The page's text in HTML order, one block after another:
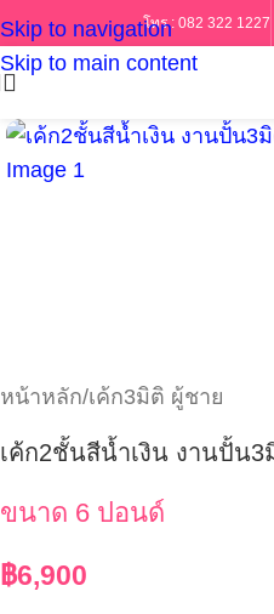
Skip to navigation
Skip to main content
โทร : 082 322 1227
หน้าหลัก/เค้ก3มิติ ผู้ชาย
เค้ก2ชั้นสีน้ำเงิน งานปั้น
ขนาด 6 ปอนด์
฿6,900